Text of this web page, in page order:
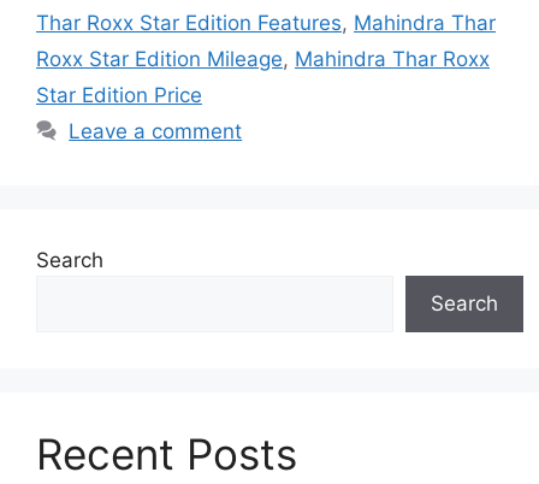
Thar Roxx Star Edition Features, Mahindra Thar
Roxx Star Edition Mileage, Mahindra Thar Roxx
Star Edition Price
Leave a comment
Search
Search
Recent Posts